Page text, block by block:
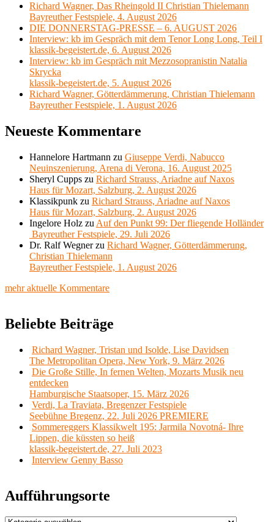
Richard Wagner, Das Rheingold II Christian Thielemann
Bayreuther Festspiele, 4. August 2026
DIE DONNERSTAG-PRESSE – 6. AUGUST 2026
Interview: kb im Gespräch mit dem Tenor Long Long, Teil I
klassik-begeistert.de, 6. August 2026
Interview: kb im Gespräch mit Mezzosopranistin Natalia
Skrycka
klassik-begeistert.de, 5. August 2026
Richard Wagner, Götterdämmerung, Christian Thielemann
Bayreuther Festspiele, 1. August 2026
Neueste Kommentare
Hannelore Hartmann zu Giuseppe Verdi, Nabucco
Neuinszenierung, Arena di Verona, 16. August 2025
Sheryl Cupps zu Richard Strauss, Ariadne auf Naxos
Haus für Mozart, Salzburg, 2. August 2026
Klassikpunk zu Richard Strauss, Ariadne auf Naxos
Haus für Mozart, Salzburg, 2. August 2026
Ingelore Holz zu Auf den Punkt 99: Der fliegende Holländer
Bayreuther Festspiele, 29. Juli 2026
Dr. Ralf Wegnerzu Richard Wagner, Götterdämmerung,
Christian Thielemann
Bayreuther Festspiele, 1. August 2026
mehr aktuelle Kommentare
Beliebte Beiträge
Richard Wagner, Tristan und Isolde, Lise Davidsen
The Metropolitan Opera, New York, 9. März 2026
Die Große Stille, In fernen Welten, Mozarts Musik neu
entdecken
Hamburgische Staatsoper, 15. März 2026
Verdi, La Traviata, Bregenzer Festspiele
Seebühne Bregenz, 22. Juli 2026 PREMIERE
Sommereggers Klassikwelt 195: Jarmila Novotná- Ihre
Lippen, die küssten so heiß
klassik-begeistert.de, 27. Juli 2023
Interview Genny Basso
Aufführungsorte